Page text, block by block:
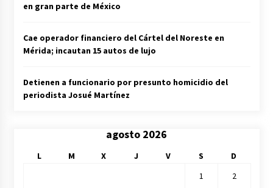
en gran parte de México
Cae operador financiero del Cártel del Noreste en
Mérida; incautan 15 autos de lujo
Detienen a funcionario por presunto homicidio del
periodista Josué Martínez
agosto 2026
L M X J V S
D
1
2